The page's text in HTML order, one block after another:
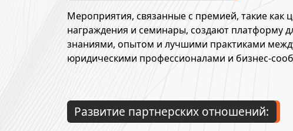
Мероприятия, связанные с премией, такие как
награждения и семинары, создают платформу
знаниями, опытом и лучшими практиками
юридическими профессионалами и бизнес-
Развитие партнерских отношений: